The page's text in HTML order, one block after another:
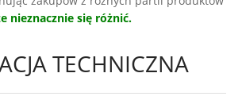
nieznacznie się różnić.
TECHNICZNA